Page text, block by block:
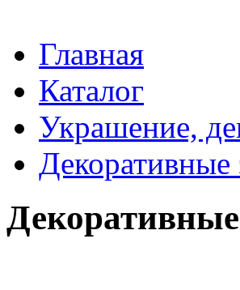
Главная
Каталог
Украшение,
Декоративные